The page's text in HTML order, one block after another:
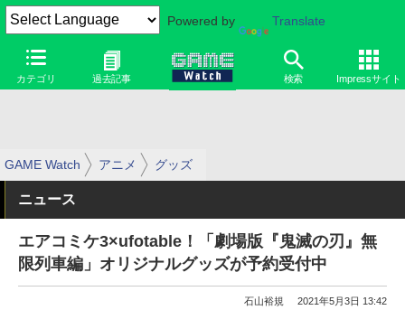
Powered by Translate
カテゴリ 過去記事 検索 Impressサイト
GAME Watch アニメ グッズ
ニュース
エアコミケ3×ufotable！「劇場版『鬼滅の刃』無
限列車編」オリジナルグッズが予約受付中
石山裕規 2021年5月3日 13:42